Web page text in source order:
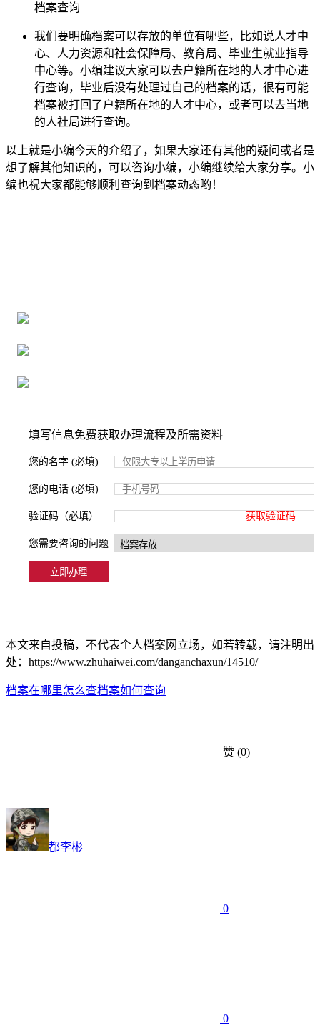
档案查询
我们要明确档案可以存放的单位有哪些，比如说人才中
心、人力资源和社会保障局、教育局、毕业生就业指导
中心等。小编建议大家可以去户籍所在地的人才中心进
行查询，毕业后没有处理过自己的档案的话，很有可能
档案被打回了户籍所在地的人才中心，或者可以去当地
的人社局进行查询。
以上就是小编今天的介绍了，如果大家还有其他的疑问或者是
想了解其他知识的，可以咨询小编，小编继续给大家分享。小
编也祝大家都能够顺利查询到档案动态哟！
填写信息免费获取办理流程及所需资料
您的名字 (必填)
您的电话 (必填)
验证码（必填） 获取验证码
您需要咨询的问题
本文来自投稿，不代表个人档案网立场，如若转载，请注明出
处：https://www.zhuhaiwei.com/danganchaxun/14510/
档案在哪里怎么查档案如何查询
赞 (0)
都李彬
0
0